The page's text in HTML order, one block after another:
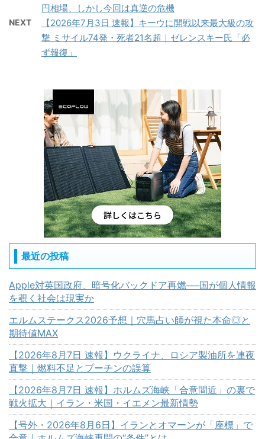
円相場、しかし今回は真逆の危機
NEXT
【2026年7月3日 速報】キーウに開戦以来最大級の攻
撃 ミサイル74発・死者21名超｜ゼレンスキー氏「必
ず報復」
最近の投稿
Apple対英国政府、暗号化バックドア再燃──国が個人情報
を覗く社会は現実か
エルムステークス2026予想｜穴馬占い師が視た本命◎と
期待値MAX
【2026年8月7日 速報】ウクライナ、ロシア製油所を連夜
直撃｜燃料不足とプーチンの誤算
【2026年8月7日 速報】ホルムズ海峡「合意間近」の裏で
戦火拡大｜イラン・米国・イエメン最新情勢
【号外・2026年8月6日】イランとオマーンが「座標」で